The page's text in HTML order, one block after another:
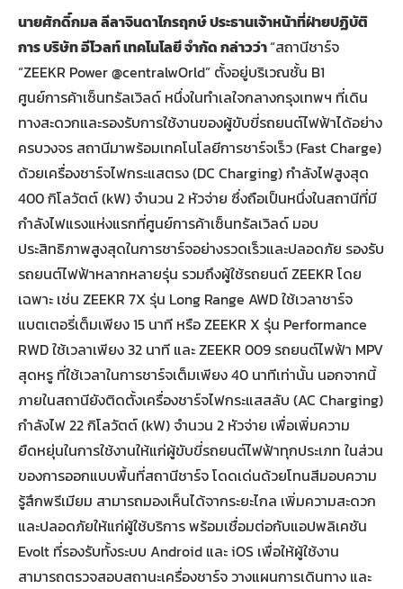
นายศักดิ์กมล ลีลาจินดาไกรฤกษ์ ประธานเจ้าหน้าที่ฝ่ายปฏิบัติ
การ บริษัท อีโวลท์ เทคโนโลยี จำกัดกล่าวว่า“สถานีชาร์จ
“ZEEKR Power @centralwOrld” ตั้งอยู่บริเวณชั้น B1
ศูนย์การค้าเซ็นทรัลเวิลด์ หนึ่งในทำเลใจกลางกรุงเทพฯ ที่เดิน
ทางสะดวกและรองรับการใช้งานของผู้ขับขี่รถยนต์ไฟฟ้าได้อย่าง
ครบวงจร สถานีมาพร้อมเทคโนโลยีการชาร์จเร็ว (Fast Charge)
ด้วยเครื่องชาร์จไฟกระแสตรง (DC Charging) กำลังไฟสูงสุด
400 กิโลวัตต์ (kW) จำนวน 2 หัวจ่าย ซึ่งถือเป็นหนึ่งในสถานีที่มี
กำลังไฟแรงแห่งแรกที่ศูนย์การค้าเซ็นทรัลเวิลด์ มอบ
ประสิทธิภาพสูงสุดในการชาร์จอย่างรวดเร็วและปลอดภัย รองรับ
รถยนต์ไฟฟ้าหลากหลายรุ่น รวมถึงผู้ใช้รถยนต์ ZEEKR โดย
เฉพาะ เช่น ZEEKR 7X รุ่น Long Range AWD ใช้เวลาชาร์จ
แบตเตอรี่เต็มเพียง 15 นาที หรือ ZEEKR X รุ่น Performance
RWD ใช้เวลาเพียง 32 นาที และ ZEEKR 009 รถยนต์ไฟฟ้า MPV
สุดหรู ที่ใช้เวลาในการชาร์จเต็มเพียง 40 นาทีเท่านั้น นอกจากนี้
ภายในสถานียังติดตั้งเครื่องชาร์จไฟกระแสสลับ (AC Charging)
กำลังไฟ 22 กิโลวัตต์ (kW) จำนวน 2 หัวจ่าย เพื่อเพิ่มความ
ยืดหยุ่นในการใช้งานให้แก่ผู้ขับขี่รถยนต์ไฟฟ้าทุกประเภท ในส่วน
ของการออกแบบพื้นที่สถานีชาร์จ โดดเด่นด้วยโทนสีมอบความ
รู้สึกพรีเมียม สามารถมองเห็นได้จากระยะไกล เพิ่มความสะดวก
และปลอดภัยให้แก่ผู้ใช้บริการ พร้อมเชื่อมต่อกับแอปพลิเคชัน
Evolt ที่รองรับทั้งระบบ Android และ iOS เพื่อให้ผู้ใช้งาน
สามารถตรวจสอบสถานะเครื่องชาร์จ วางแผนการเดินทาง และ